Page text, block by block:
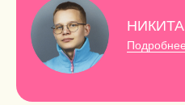
Подробнее